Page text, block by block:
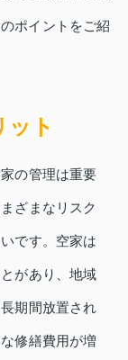
ポイントをご紹
ット
の管理は重要
ざまなリスク
です。空家は
があり、地域
期間放置され
修繕費用が増